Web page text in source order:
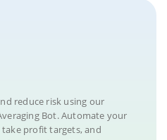
reduce risk using our
Bot. Automate your
profit targets, and